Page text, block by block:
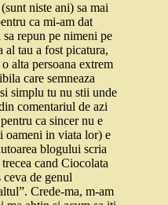
niste ani) sa mai
ca mi-am dat
sa repun pe nimeni pe
al tau a fost picatura,
alta persoana extrem
care semneaza
simplu tu nu stii unde
comentariul de azi
ca sincer nu e
oameni in viata lor) e
blogului scria
cand Ciocolata
de genul
Crede-ma, m-am